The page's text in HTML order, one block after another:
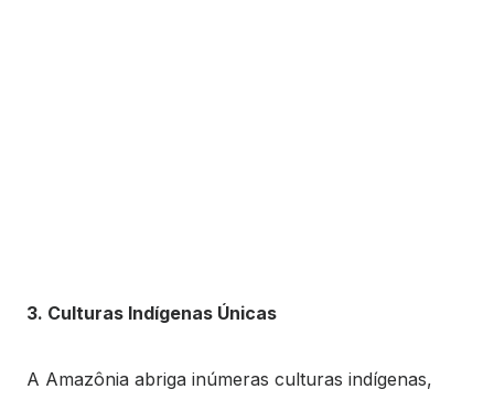
3. Culturas Indígenas Únicas
A Amazônia abriga inúmeras culturas indígenas,